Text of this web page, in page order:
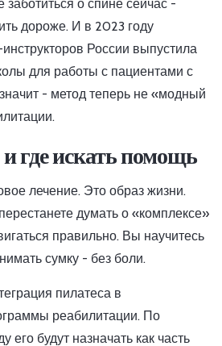
о спине сейчас -
дороже. И в 2023 году
России выпустила
для работы с пациентами с
- метод теперь не «модный
где искать помощь
лечение. Это образ жизни.
думать о «комплексе»
правильно. Вы научитесь
сумку - без боли.
пилатеса в
реабилитации. По
его будут назначать как часть